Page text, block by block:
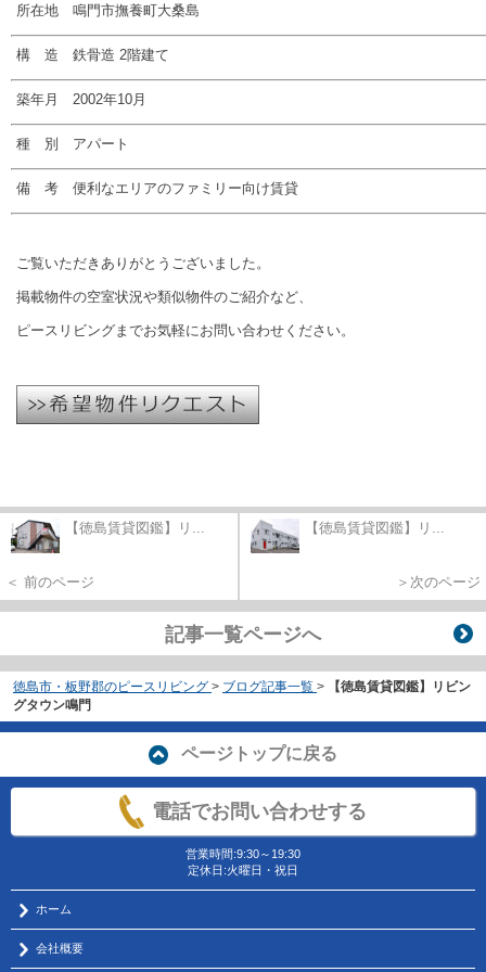
所在地 鳴門市撫養町大桑島
構 造 鉄骨造 2階建て
築年月 2002年10月
種 別 アパート
備 考 便利なエリアのファミリー向け賃貸
ご覧いただきありがとうございました。
掲載物件の空室状況や類似物件のご紹介など、
ピースリビングまでお気軽にお問い合わせください。
【徳島賃貸図鑑】リ...
＜ 前のページ
【徳島賃貸図鑑】リ...
＞次のページ
記事一覧ページへ
徳島市・板野郡のピースリビング > ブログ記事一覧 >
【徳島賃貸図鑑】リビン
グタウン鳴門
ページトップに戻る
電話でお問い合わせする
営業時間:9:30～19:30
定休日:火曜日・祝日
ホーム
会社概要